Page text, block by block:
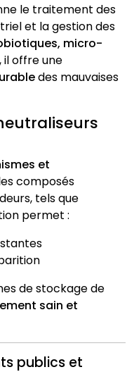
le traitement des
et la gestion des
micro-
, il offre une
des mauvaises
et
composés
tels que
permet :
de stockage de
sain et
publics et